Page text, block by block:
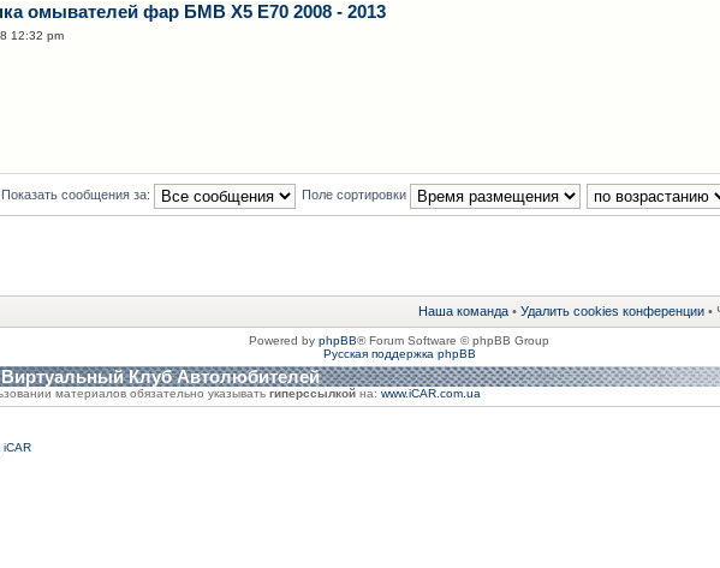
омывателей фар БМВ Х5 Е70 2008 - 2013
12:32 pm
Показать сообщения за: Поле сортировки
Наша команда • Удалить cookies конференции •
Powered by phpBB® Forum Software © phpBB Group
Русская поддержка phpBB
Клуб Автолюбителей
материалов обязательно указывать гиперссылкой на: www.iCAR.com.ua